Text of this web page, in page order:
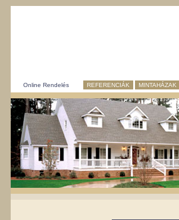
Online Rendelés REFERENCIÁK MINTAHÁZAK